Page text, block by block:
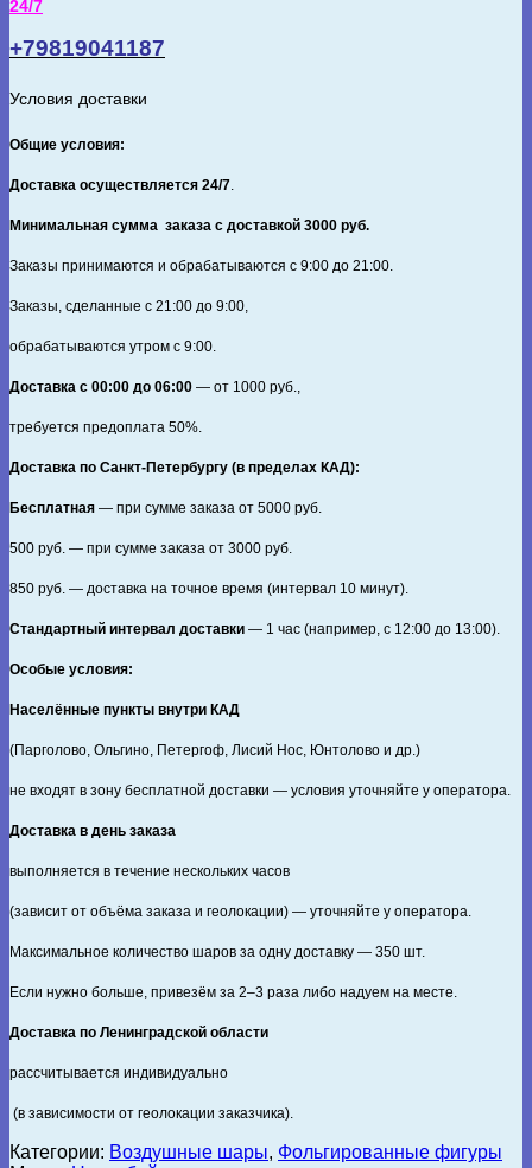
Фуше.
24/7
+79819041187
Условия доставки
Общие условия:
Доставка осуществляется 24/7.
Минимальная сумма заказа с доставкой 3000 руб.
Заказы принимаются и обрабатываются с 9:00 до 21:00.
Заказы, сделанные с 21:00 до 9:00,
обрабатываются утром с 9:00.
Доставка с 00:00 до 06:00 — от 1000 руб.,
требуется предоплата 50%.
Доставка по Санкт‑Петербургу (в пределах КАД):
Бесплатная — при сумме заказа от 5000 руб.
500 руб. — при сумме заказа от 3000 руб.
850 руб. — доставка на точное время (интервал 10 минут).
Стандартный интервал доставки — 1 час (например, с 12:00 до 13:00).
Особые условия:
Населённые пункты внутри КАД
(Парголово, Ольгино, Петергоф, Лисий Нос, Юнтолово и др.)
не входят в зону бесплатной доставки — условия уточняйте у оператора.
Доставка в день заказа
выполняется в течение нескольких часов
(зависит от объёма заказа и геолокации) — уточняйте у оператора.
Максимальное количество шаров за одну доставку — 350 шт.
Если нужно больше, привезём за 2–3 раза либо надуем на месте.
Доставка по Ленинградской области
рассчитывается индивидуально
(в зависимости от геолокации заказчика).
Категории: Воздушные шары, Фольгированные фигуры